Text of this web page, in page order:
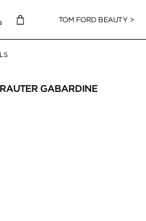
Melden Sie sich bei Ihrem Konto an
TOM FORD BEAUTY >
GABARDINE